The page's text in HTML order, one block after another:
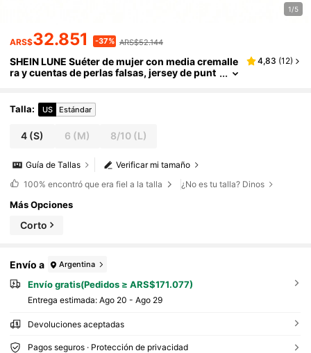
1/5
ARS$32.851 -37% ARS$52.144
SHEIN LUNE Suéter de mujer con media cremalle
ra y cuentas de perlas falsas, jersey de punt
4,83 (12)
Talla: US Estándar
4 (S) 6 (M) 8/10(L)
Verificar mi tamaño
Guía de Tallas
100% encontró que era fiel a la talla ¿No es tu talla? Dinos
Más Opciones
Corto
Envío a Argentina
Envío gratis(Pedidos ≥ ARS$171.077)
Entrega estimada: Ago 20 - Ago 29
Devoluciones aceptadas
Pagos seguros · Protección de privacidad